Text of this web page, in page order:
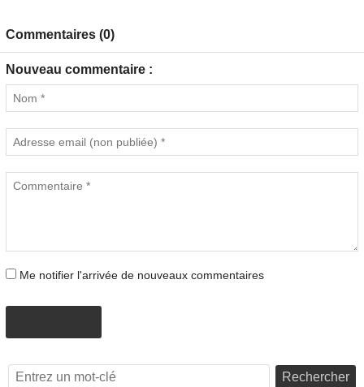
Commentaires (0)
Nouveau commentaire :
Me notifier l'arrivée de nouveaux commentaires
Rechercher